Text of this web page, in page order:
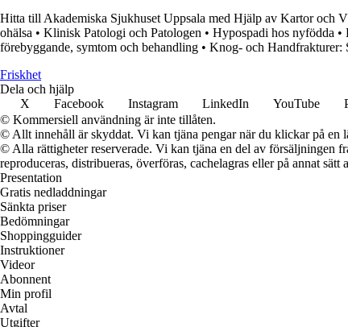
Hitta till Akademiska Sjukhuset Uppsala med Hjälp av Kartor och
ohälsa • Klinisk Patologi och Patologen • Hypospadi hos nyfödda •
förebyggande, symtom och behandling • Knog- och Handfrakturer:
Friskhet
Dela och hjälp
X
Facebook Instagram LinkedIn YouTube
© Kommersiell användning är inte tillåten.
© Allt innehåll är skyddat. Vi kan tjäna pengar när du klickar på en
© Alla rättigheter reserverade. Vi kan tjäna en del av försäljningen
reproduceras, distribueras, överföras, cachelagras eller på annat
Presentation
Gratis nedladdningar
Sänkta priser
Bedömningar
Shoppingguider
Instruktioner
Videor
Abonnent
Min profil
Avtal
Utgifter